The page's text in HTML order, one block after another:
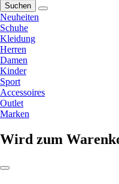
Suchen
Neuheiten
Schuhe
Kleidung
Herren
Damen
Kinder
Sport
Accessoires
Outlet
Marken
Wird zum